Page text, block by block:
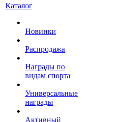
Каталог
Новинки
Распродажа
Награды по
видам спорта
Универсальные
награды
Активный